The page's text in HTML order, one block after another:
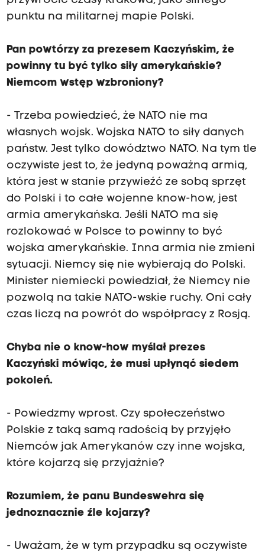
punktu na militarnej mapie Polski.
Pan powtórzy za prezesem Kaczyńskim, że
powinny tu być tylko siły amerykańskie?
Niemcom wstęp wzbroniony?
- Trzeba powiedzieć, że NATO nie ma
własnych wojsk. Wojska NATO to siły danych
państw. Jest tylko dowództwo NATO. Na tym tle
oczywiste jest to, że jedyną poważną armią,
która jest w stanie przywieźć ze sobą sprzęt
do Polski i to całe wojenne know-how, jest
armia amerykańska. Jeśli NATO ma się
rozlokować w Polsce to powinny to być
wojska amerykańskie. Inna armia nie zmieni
sytuacji. Niemcy się nie wybierają do Polski.
Minister niemiecki powiedział, że Niemcy nie
pozwolą na takie NATO-wskie ruchy. Oni cały
czas liczą na powrót do współpracy z Rosją.
Chyba nie o know-how myślał prezes
Kaczyński mówiąc, że musi upłynąć siedem
pokoleń.
- Powiedzmy wprost. Czy społeczeństwo
Polskie z taką samą radością by przyjęło
Niemców jak Amerykanów czy inne wojska,
które kojarzą się przyjaźnie?
Rozumiem, że panu Bundeswehra się
jednoznacznie źle kojarzy?
- Uważam, że w tym przypadku są oczywiste